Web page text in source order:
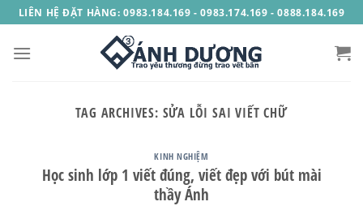
Skip
to
content
LIÊN HỆ ĐẶT HÀNG: 0983.184.169 - 0983.174.169 - 0888.184.169
TAG ARCHIVES: SỬA LỖI SAI VIẾT CHỮ
KINH NGHIỆM
Học sinh lớp 1 viết đúng, viết đẹp với bút mài
thầy Ánh